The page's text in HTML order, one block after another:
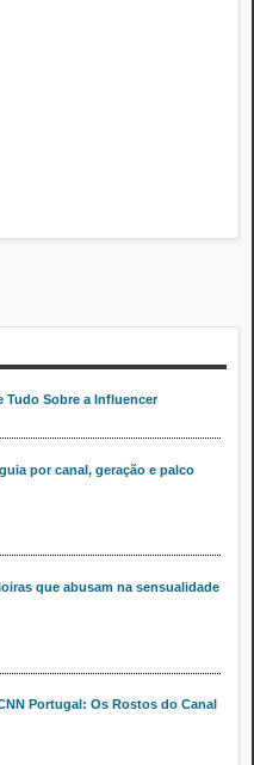
Tudo Sobre a Influencer
por canal, geração e palco
que abusam na sensualidade
Portugal: Os Rostos do Canal